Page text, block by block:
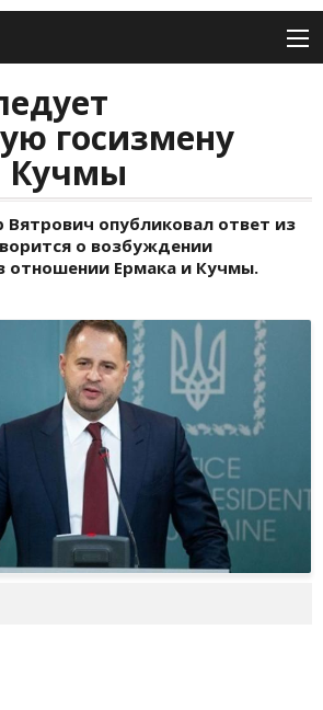
госизмену
Кучмы
опубликовал ответ из
о возбуждении
отношении Ермака и Кучмы.